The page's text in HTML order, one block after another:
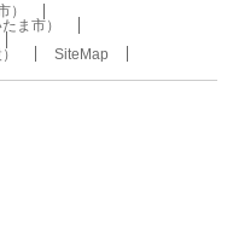
）
ま市）
SiteMap